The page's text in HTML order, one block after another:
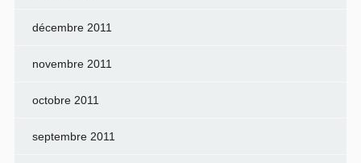
décembre 2011
novembre 2011
octobre 2011
septembre 2011